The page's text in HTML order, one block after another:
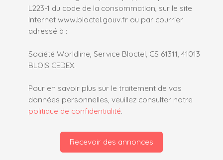
L223-1 du code de la consommation, sur le site
Internet www.bloctel.gouv.fr ou par courrier
adressé à :
Société Worldline, Service Bloctel, CS 61311, 41013
BLOIS CEDEX.
Pour en savoir plus sur le traitement de vos
données personnelles, veuillez consulter notre
politique de confidentialité.
Recevoir des annonces